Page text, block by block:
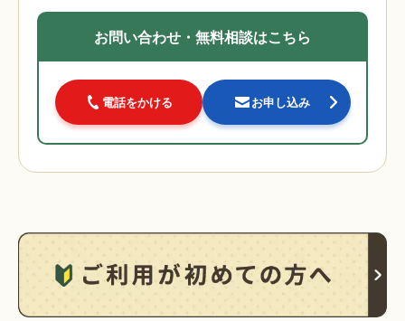
お問い合わせ・無料相談はこちら
電話をかける お申し込み